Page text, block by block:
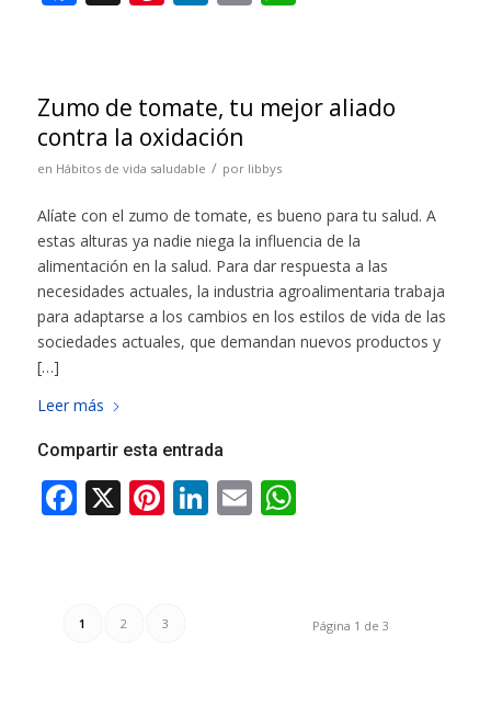
Zumo de tomate, tu mejor aliado
contra la oxidación
en Hábitos de vida saludable / por libbys
Alíate con el zumo de tomate, es bueno para tu salud. A
estas alturas ya nadie niega la influencia de la
alimentación en la salud. Para dar respuesta a las
necesidades actuales, la industria agroalimentaria trabaja
para adaptarse a los cambios en los estilos de vida de las
sociedades actuales, que demandan nuevos productos y
[…]
Leer más
Compartir esta entrada
Página 1 de 3
1 2 3